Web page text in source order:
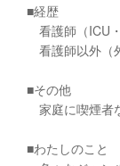
■経歴
看護師（ICU
看護師以外（
■その他
家庭に喫煙者
■わたしのこと